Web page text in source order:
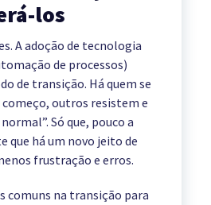
los
A adoção de tecnologia
de processos)
de transição. Há quem se
outros resistem e
Só que, pouco a
que há um novo jeito de
frustração e erros.
comuns na transição para